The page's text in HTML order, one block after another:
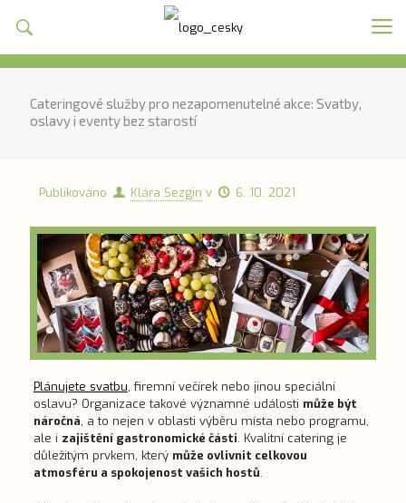
Cateringové služby pro nezapomenutelné akce: Svatby,
oslavy i eventy bez starostí
Publikováno Klára Sezgin v 6. 10. 2021
Plánujete svatbu, firemní večírek nebo jinou speciální
oslavu? Organizace takové významné události může být
náročná, a to nejen v oblasti výběru místa nebo programu,
ale i zajištění gastronomické části. Kvalitní catering je
důležitým prvkem, který může ovlivnit celkovou
atmosféru a spokojenost vašich hostů.